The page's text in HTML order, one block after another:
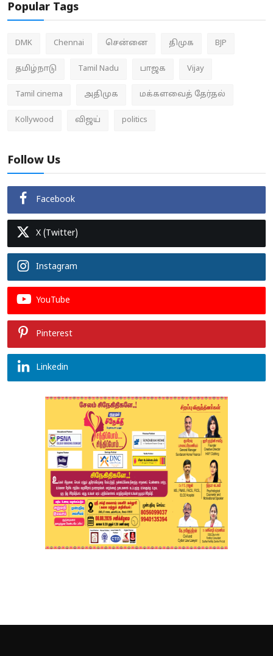
Popular Tags
DMK Chennai சென்னை திமுக BJP
தமிழ்நாடு Tamil Nadu பாஜக Vijay
Tamil cinema அதிமுக மக்களவைத் தேர்தல்
Kollywood விஜய் politics
Follow Us
Facebook
X (Twitter)
Instagram
YouTube
Pinterest
Linkedin